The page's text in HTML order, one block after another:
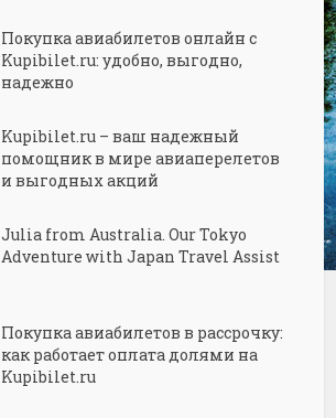
Покупка авиабилетов онлайн с
Kupibilet.ru: удобно, выгодно,
надежно
Kupibilet.ru – ваш надежный
помощник в мире авиаперелетов
и выгодных акций
Julia from Australia. Our Tokyo
Adventure with Japan Travel Assist
Покупка авиабилетов в рассрочку:
как работает оплата долями на
Kupibilet.ru